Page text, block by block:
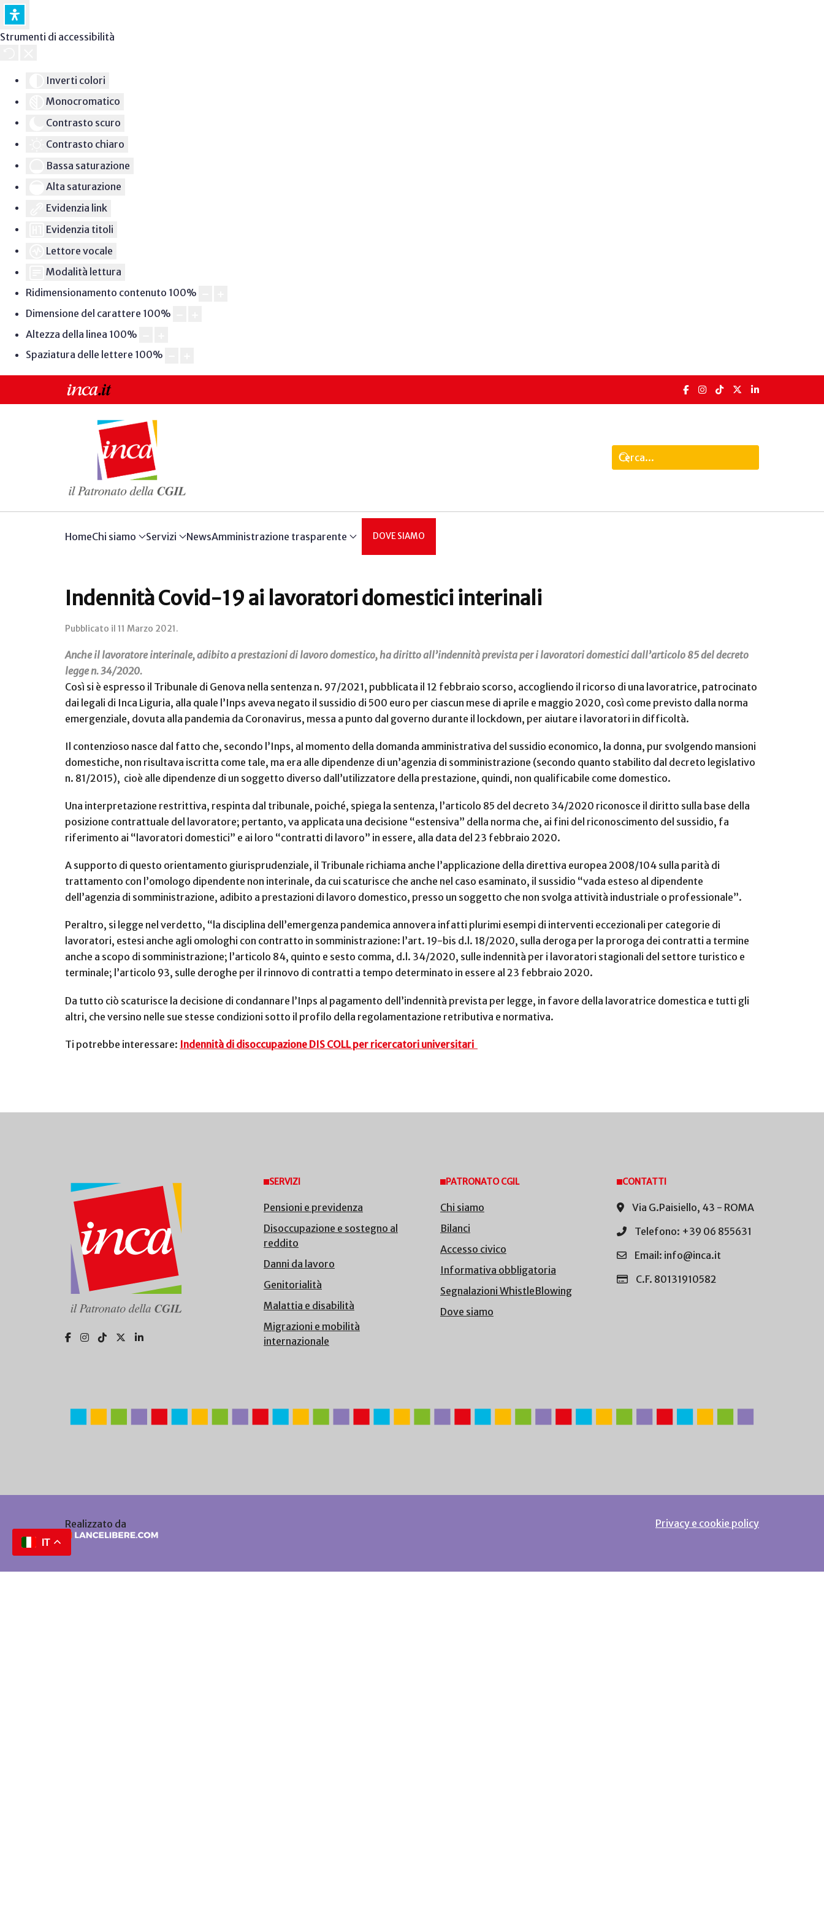
Strumenti di accessibilità
Inverti colori
Monocromatico
Contrasto scuro
Contrasto chiaro
Bassa saturazione
Alta saturazione
Evidenzia link
Evidenzia titoli
Lettore vocale
Modalità lettura
Ridimensionamento contenuto 100%
Dimensione del carattere 100%
Altezza della linea 100%
Spaziatura delle lettere 100%
HomeChi siamo Servizi NewsAmministrazione trasparente DOVE SIAMO
Indennità Covid-19 ai lavoratori domestici interinali
Pubblicato il 11 Marzo 2021.
Anche il lavoratore interinale, adibito a prestazioni di lavoro domestico, ha diritto all’indennità prevista per i lavoratori domestici dall’articolo 85 del decreto
legge n. 34/2020.
Così si è espresso il Tribunale di Genova nella sentenza n. 97/2021, pubblicata il 12 febbraio scorso, accogliendo il ricorso di una lavoratrice, patrocinato
dai legali di Inca Liguria, alla quale l’Inps aveva negato il sussidio di 500 euro per ciascun mese di aprile e maggio 2020, così come previsto dalla norma
emergenziale, dovuta alla pandemia da Coronavirus, messa a punto dal governo durante il lockdown, per aiutare i lavoratori in difficoltà.
Il contenzioso nasce dal fatto che, secondo l’Inps, al momento della domanda amministrativa del sussidio economico, la donna, pur svolgendo mansioni
domestiche, non risultava iscritta come tale, ma era alle dipendenze di un’agenzia di somministrazione (secondo quanto stabilito dal decreto legislativo
n. 81/2015), cioè alle dipendenze di un soggetto diverso dall’utilizzatore della prestazione, quindi, non qualificabile come domestico.
Una interpretazione restrittiva, respinta dal tribunale, poiché, spiega la sentenza, l’articolo 85 del decreto 34/2020 riconosce il diritto sulla base della
posizione contrattuale del lavoratore; pertanto, va applicata una decisione “estensiva” della norma che, ai fini del riconoscimento del sussidio, fa
riferimento ai “lavoratori domestici” e ai loro “contratti di lavoro” in essere, alla data del 23 febbraio 2020.
A supporto di questo orientamento giurisprudenziale, il Tribunale richiama anche l’applicazione della direttiva europea 2008/104 sulla parità di
trattamento con l’omologo dipendente non interinale, da cui scaturisce che anche nel caso esaminato, il sussidio “vada esteso al dipendente
dell’agenzia di somministrazione, adibito a prestazioni di lavoro domestico, presso un soggetto che non svolga attività industriale o professionale”.
Peraltro, si legge nel verdetto, “la disciplina dell’emergenza pandemica annovera infatti plurimi esempi di interventi eccezionali per categorie di
lavoratori, estesi anche agli omologhi con contratto in somministrazione: l’art. 19-bis d.l. 18/2020, sulla deroga per la proroga dei contratti a termine
anche a scopo di somministrazione; l’articolo 84, quinto e sesto comma, d.l. 34/2020, sulle indennità per i lavoratori stagionali del settore turistico e
terminale; l’articolo 93, sulle deroghe per il rinnovo di contratti a tempo determinato in essere al 23 febbraio 2020.
Da tutto ciò scaturisce la decisione di condannare l’Inps al pagamento dell’indennità prevista per legge, in favore della lavoratrice domestica e tutti gli
altri, che versino nelle sue stesse condizioni sotto il profilo della regolamentazione retributiva e normativa.
Ti potrebbe interessare: Indennità di disoccupazione DIS COLL per ricercatori universitari
SERVIZI
Pensioni e previdenza
Disoccupazione e sostegno al
reddito
Danni da lavoro
Genitorialità
Malattia e disabilità
Migrazioni e mobilità
internazionale
PATRONATO CGIL
Chi siamo
Bilanci
Accesso civico
Informativa obbligatoria
Segnalazioni WhistleBlowing
Dove siamo
CONTATTI
Via G.Paisiello, 43 - ROMA
Telefono: +39 06 855631
Email: info@inca.it
C.F. 80131910582
Realizzato da Privacy e cookie policy
IT